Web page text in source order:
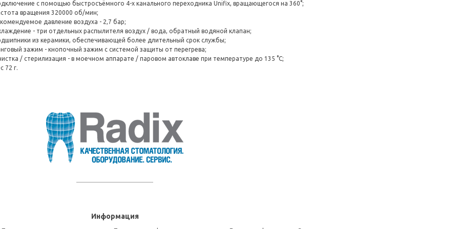
с помощью быстросъёмного 4-х канального переходника Unifix, вращающегося на 360°;
вращения 320000 об/мин;
давление воздуха - 2,7 бар;
- три отдельных распылителя воздух / вода, обратный водяной клапан;
из керамики, обеспечивающей более длительный срок службы;
зажим - кнопочный зажим с системой защиты от перегрева;
/ стерилизация - в моечном аппарате / паровом автоклаве при температуре до 135 °C;
72 г.
Информация